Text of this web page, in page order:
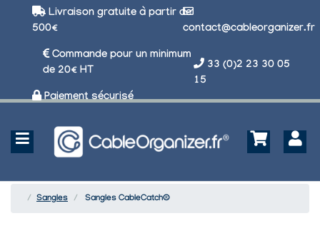
Livraison gratuite à partir de
500€
Commande pour un minimum
de 20€ HT
Paiement sécurisé
contact@cableorganizer.fr
33 (0)2 23 30 05
15
Sangles Sangles CableCatch®